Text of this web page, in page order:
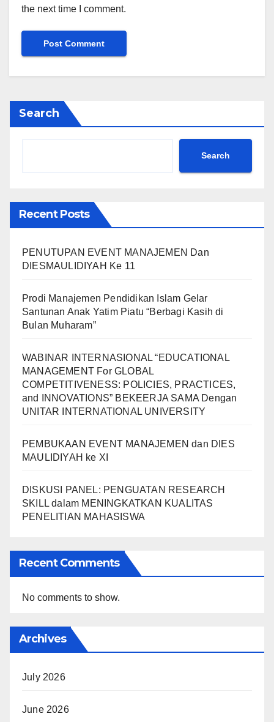
the next time I comment.
Search
Search
Recent Posts
PENUTUPAN EVENT MANAJEMEN Dan
DIESMAULIDIYAH Ke 11
Prodi Manajemen Pendidikan Islam Gelar
Santunan Anak Yatim Piatu “Berbagi Kasih di
Bulan Muharam”
WABINAR INTERNASIONAL “EDUCATIONAL
MANAGEMENT For GLOBAL
COMPETITIVENESS: POLICIES, PRACTICES,
and INNOVATIONS” BEKEERJA SAMA Dengan
UNITAR INTERNATIONAL UNIVERSITY
PEMBUKAAN EVENT MANAJEMEN dan DIES
MAULIDIYAH ke XI
DISKUSI PANEL: PENGUATAN RESEARCH
SKILL dalam MENINGKATKAN KUALITAS
PENELITIAN MAHASISWA
Recent Comments
No comments to show.
Archives
July 2026
June 2026